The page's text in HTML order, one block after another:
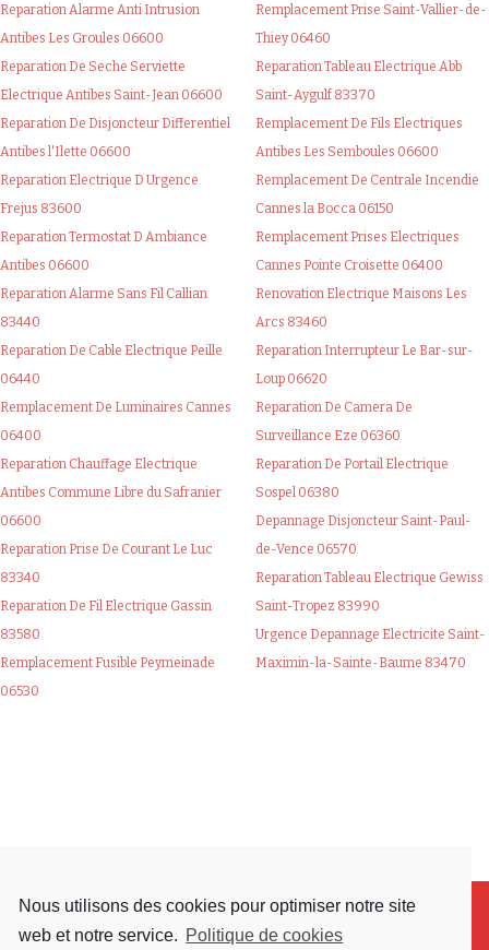
Nous utilisons des cookies pour optimiser notre site
web et notre service. Politique de cookies
Reparation Alarme Anti Intrusion
Antibes Les Groules 06600
Reparation De Seche Serviette
Electrique Antibes Saint-Jean 06600
Reparation De Disjoncteur Differentiel
Antibes l'Ilette 06600
Reparation Electrique D Urgence
Frejus 83600
Reparation Termostat D Ambiance
Antibes 06600
Reparation Alarme Sans Fil Callian
83440
Reparation De Cable Electrique Peille
06440
Remplacement De Luminaires Cannes
06400
Reparation Chauffage Electrique
Antibes Commune Libre du Safranier
06600
Reparation Prise De Courant Le Luc
83340
Reparation De Fil Electrique Gassin
83580
Remplacement Fusible Peymeinade
06530
Remplacement Prise Saint-Vallier-de-
Thiey 06460
Reparation Tableau Electrique Abb
Saint-Aygulf 83370
Remplacement De Fils Electriques
Antibes Les Semboules 06600
Remplacement De Centrale Incendie
Cannes la Bocca 06150
Remplacement Prises Electriques
Cannes Pointe Croisette 06400
Renovation Electrique Maisons Les
Arcs 83460
Reparation Interrupteur Le Bar-sur-
Loup 06620
Reparation De Camera De
Surveillance Eze 06360
Reparation De Portail Electrique
Sospel 06380
Depannage Disjoncteur Saint-Paul-
de-Vence 06570
Reparation Tableau Electrique Gewiss
Saint-Tropez 83990
Urgence Depannage Electricite Saint-
Maximin-la-Sainte-Baume 83470